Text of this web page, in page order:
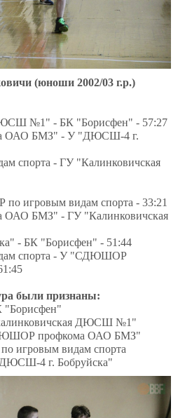
(юноши 2002/03 г.р.)
№1" - БК "Борисфен" - 57:27
ОАО БМЗ" - У "ДЮСШ-4 г.
спорта - ГУ "Калинковичская
игровым видам спорта - 33:21
БМЗ" - ГУ "Калинковичская
- БК "Борисфен" - 51:44
спорта - У "СДЮШОР
были признаны:
"Борисфен"
ДЮСШ №1"
профкома ОАО БМЗ"
игровым видам спорта
4 г. Бобруйска"